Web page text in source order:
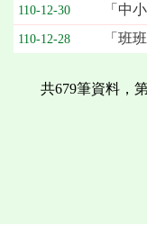
110-12-30 「中
110-12-28 「班
共679筆資料，